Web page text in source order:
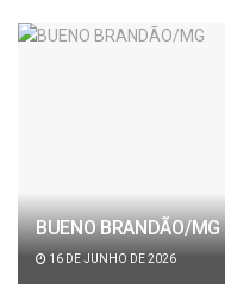
BUENO BRANDÃO/MG
16 DE JUNHO DE 2026